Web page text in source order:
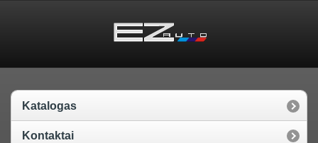
Katalogas
Kontaktai